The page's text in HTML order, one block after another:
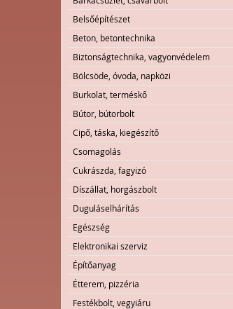
Belsőépítészet
Beton, betontechnika
Biztonságtechnika, vagyonvédelem
Bölcsöde, óvoda, napközi
Burkolat, terméskő
Bútor, bútorbolt
Cipő, táska, kiegészítő
Csomagolás
Cukrászda, fagyizó
Díszállat, horgászbolt
Duguláselhárítás
Egészség
Elektronikai szerviz
Építőanyag
Étterem, pizzéria
Festékbolt, vegyiáru